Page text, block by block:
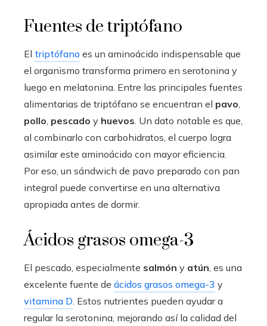
Fuentes de triptófano
El triptófano es un aminoácido indispensable que
el organismo transforma primero en serotonina y
luego en melatonina. Entre las principales fuentes
alimentarias de triptófano se encuentran el pavo,
pollo, pescado y huevos. Un dato notable es que,
al combinarlo con carbohidratos, el cuerpo logra
asimilar este aminoácido con mayor eficiencia.
Por eso, un sándwich de pavo preparado con pan
integral puede convertirse en una alternativa
apropiada antes de dormir.
Ácidos grasos omega-3
El pescado, especialmente salmón y atún, es una
excelente fuente de ácidos grasos omega-3 y
vitamina D. Estos nutrientes pueden ayudar a
regular la serotonina, mejorando así la calidad del